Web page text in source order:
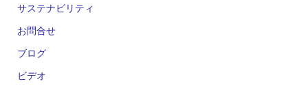
サステナビリティ
お問合せ
ブログ
ビデオ